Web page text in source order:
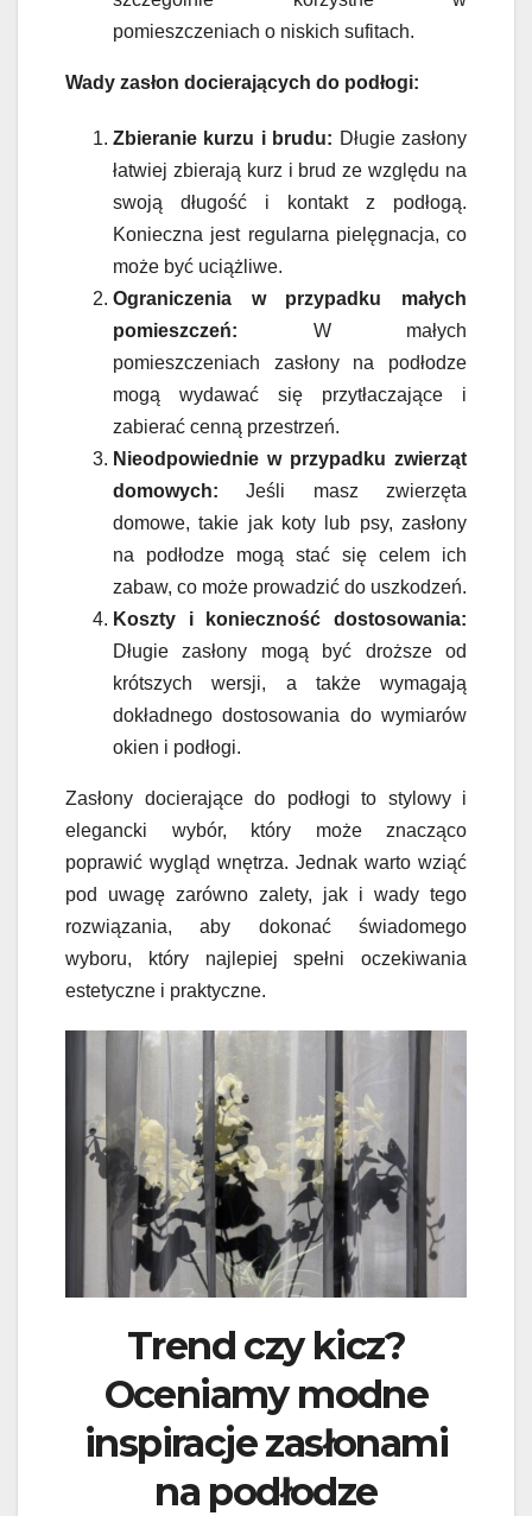
pomieszczeniach o niskich sufitach.
Wady zasłon docierających do podłogi:
Zbieranie kurzu i brudu: Długie zasłony
łatwiej zbierają kurz i brud ze względu na
swoją długość i kontakt z podłogą.
Konieczna jest regularna pielęgnacja, co
może być uciążliwe.
Ograniczenia w przypadku małych
pomieszczeń: W małych
pomieszczeniach zasłony na podłodze
mogą wydawać się przytłaczające i
zabierać cenną przestrzeń.
Nieodpowiednie w przypadku zwierząt
domowych: Jeśli masz zwierzęta
domowe, takie jak koty lub psy, zasłony
na podłodze mogą stać się celem ich
zabaw, co może prowadzić do uszkodzeń.
Koszty i konieczność dostosowania:
Długie zasłony mogą być droższe od
krótszych wersji, a także wymagają
dokładnego dostosowania do wymiarów
okien i podłogi.
Zasłony docierające do podłogi to stylowy i
elegancki wybór, który może znacząco
poprawić wygląd wnętrza. Jednak warto wziąć
pod uwagę zarówno zalety, jak i wady tego
rozwiązania, aby dokonać świadomego
wyboru, który najlepiej spełni oczekiwania
estetyczne i praktyczne.
Trend czy kicz?
Oceniamy modne
inspiracje zasłonami
na podłodze